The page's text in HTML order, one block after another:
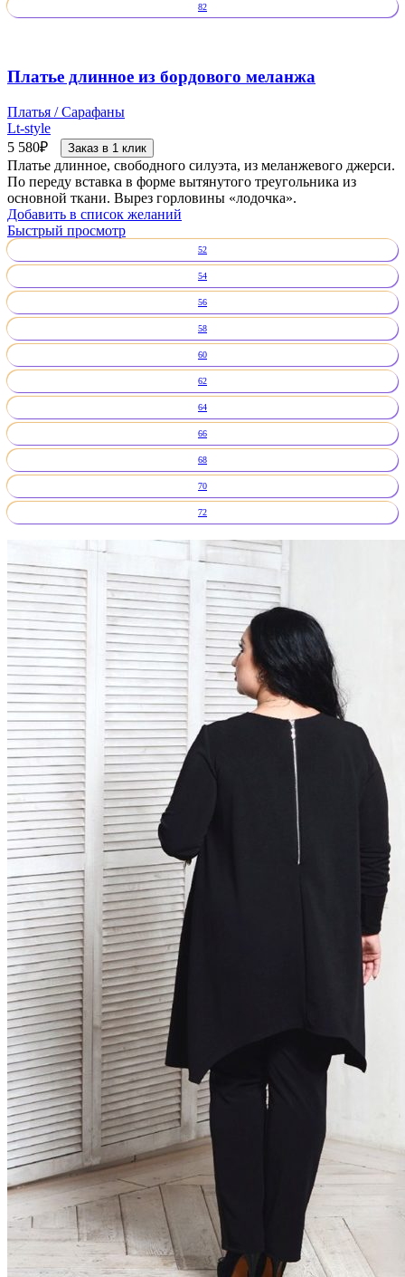
82
Платье длинное из бордового меланжа
Платья / Сарафаны
Lt-style
5 580₽ Заказ в 1 клик
Платье длинное, свободного силуэта, из меланжевого джерси.
По переду вставка в форме вытянутого треугольника из
основной ткани. Вырез горловины «лодочка».
Добавить в список желаний
Быстрый просмотр
52
54
56
58
60
62
64
66
68
70
72